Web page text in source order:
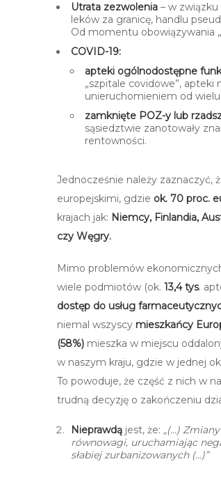
Utrata zezwolenia – w
leków za granicę, handlu
Od momentu obowiązywania
COVID-19:
apteki ogólnodostępne
„szpitale covidowe”,
unieruchomieniem od
zamknięte POZ-y lub
sąsiedztwie zanotowały
rentowności.
Jednocześnie należy zaznaczyć,
europejskimi, gdzie ok. 70 proc.
krajach jak: Niemcy, Finlandia,
czy Węgry.
Mimo problemów
wiele podmiotów (ok. 13,4 tys.
dostęp do usług
niemal wszyscy mieszkańcy
(58%) mieszka w miejscu
w naszym kraju, gdzie w jednej
To powoduje, że część z nich w
trudną decyzję o zakończeniu
Nieprawdą jest, że: „(…)
równowagi, uruchamiając
słabiej zurbanizowanych (…)”